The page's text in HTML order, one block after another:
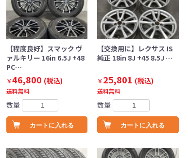
【程度良好】スマック ヴ
ァルキリー 16in 6.5J +48
PC…
￥46,800 (税込)
送料無料
数量
カートに入れる
【交換用に】レクサス IS
純正 18in 8J +45 8.5J …
￥25,801 (税込)
送料無料
数量
カートに入れる